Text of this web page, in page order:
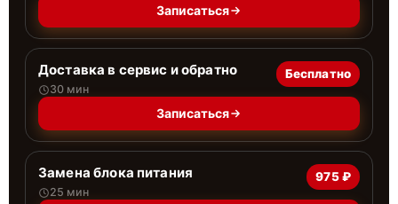
Записаться
Доставка в сервис и обратно
30 мин
Бесплатно
Записаться
Замена блока питания
25 мин
975 ₽